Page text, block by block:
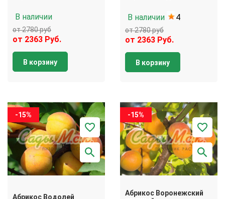
В наличии
от 2780 руб
от 2363 Руб.
В корзину
В наличии 4
от 2780 руб
от 2363 Руб.
В корзину
-15%
Абрикос Водолей
-15%
Абрикос Воронежский